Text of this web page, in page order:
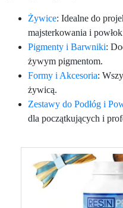
Żywice: Idealne do
majsterkowania i
Pigmenty i Barwniki:
żywym pigmentom.
Formy i Akcesoria:
żywicą.
Zestawy do Podłóg i
dla początkujących i